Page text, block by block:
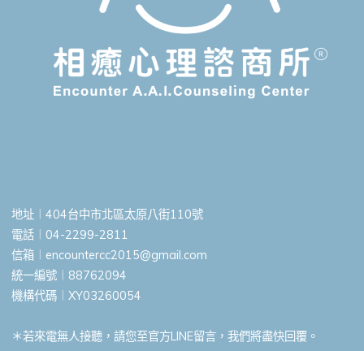
地址︱404台中市北區太原八街110號
電話︱04-2299-2811
信箱︱ encountercc2015@gmail.com
統一編號︱88762094
機構代碼︱XY03260054
＊若來電無人接聽，請您至官方LINE留言，我們將盡快回覆。